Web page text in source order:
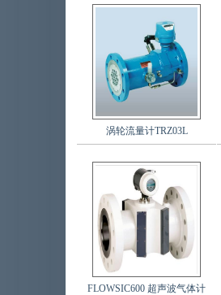
涡轮流量计TRZ03L
FLOWSIC600 超声波气体计